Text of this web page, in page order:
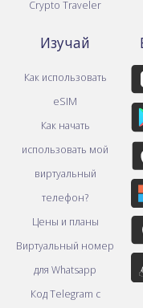
Crypto Traveler
Изучай
Как использовать
eSIM
Как начать
использовать мой
виртуальный
телефон?
Цены и планы
Виртуальный номер
для Whatsapp
Код Telegram с